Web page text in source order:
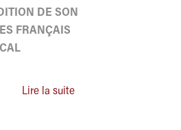
DE SON
FRANÇAIS
Lire la suite